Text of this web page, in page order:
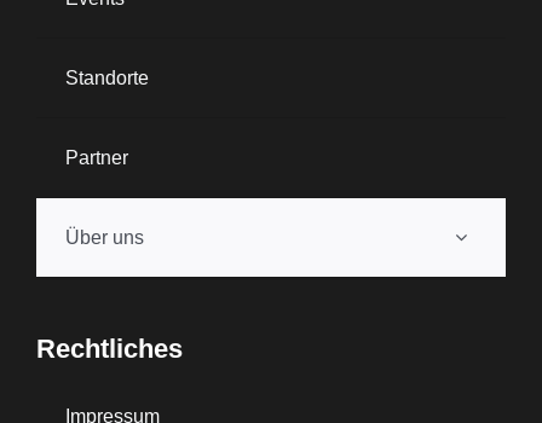
Standorte
Partner
Über uns
Rechtliches
Impressum